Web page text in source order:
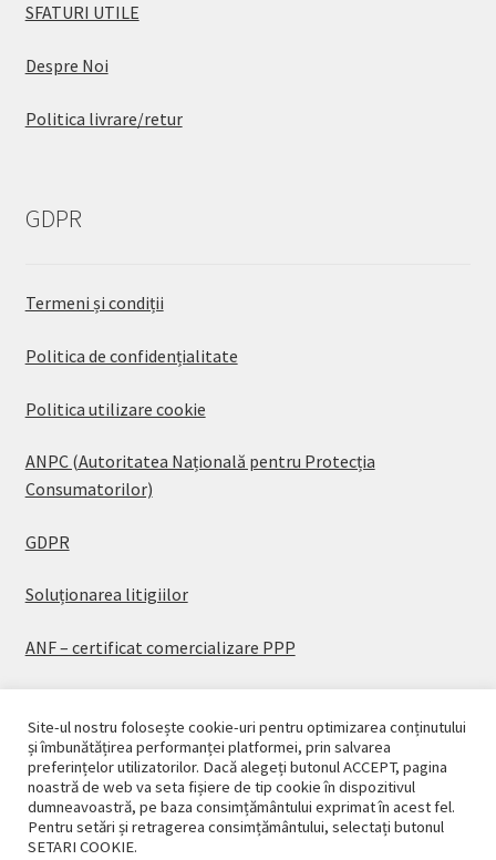
SFATURI UTILE
Despre Noi
Politica livrare/retur
GDPR
Termeni și condiții
Politica de confidențialitate
Politica utilizare cookie
ANPC (Autoritatea Națională pentru Protecția
Consumatorilor)
GDPR
Soluționarea litigiilor
ANF – certificat comercializare PPP
© CASAPLANT 2026
Politică de confidențialitate
Site-ul nostru folosește cookie-uri pentru optimizarea conținutului
și îmbunătățirea performanței platformei, prin salvarea
preferințelor utilizatorilor. Dacă alegeți butonul ACCEPT, pagina
noastră de web va seta fișiere de tip cookie în dispozitivul
dumneavoastră, pe baza consimțământului exprimat în acest fel.
Pentru setări și retragerea consimțământului, selectați butonul
SETARI COOKIE.